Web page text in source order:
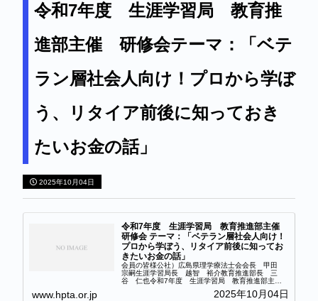
令和7年度 生涯学習局 教育推
進部主催 研修会テーマ：「ベテ
ラン層社会人向け！プロから学ぼ
う、リタイア前後に知っておき
たいお金の話」
2025年10月04日
令和7年度 生涯学習局 教育推進部主催
研修会 テーマ：「ベテラン層社会人向け！
プロから学ぼう、リタイア前後に知ってお
きたいお金の話」
会員の皆様公社）広島県理学療法士会会長 甲田
宗嗣生涯学習局長 越智 裕介教育推進部長 三
谷 仁也令和7年度 生涯学習局 教育推進部主
催 研修会テーマ：「ベテラン層社会人向け！プロ
から学ぼう、リタイア前後に知っておきたいお金の
www.hpta.or.jp 2025年10月04日